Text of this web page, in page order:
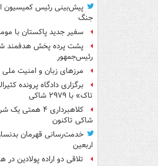
پیش‌بینی رئیس کمیسیون
جنگ
سفیر جدید پاکستان با
پشت پرده پخش هدفمند
رئیس‌جمهور
مرزهای زبان و امنیت ملی
برگزاری دادگاه پرونده
تاک» با ۲۹۷۹ شاکی
شاکی تاکنون
خدمت‌رسانی قهرمان
اربعین
تلاقی دو اراده پولادین